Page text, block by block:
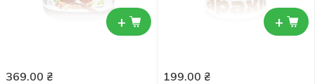
+
369.00 ₴
+
199.00 ₴